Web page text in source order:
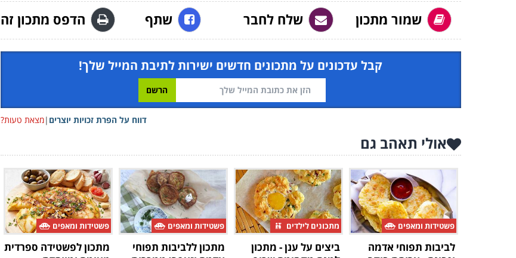
שמור מתכון שלח לחבר שתף הדפס מתכון זה
קבל עדכונים על מתכונים חדשים ישירות לתיבת המייל שלך!
מצאת טעות?| דווח על הפרת זכויות יוצרים
אולי תאהב גם
פשטידות ומאפים
לביבות תפוחי אדמה
מתכונים לילדים
ביצים על ענן - מתכון
פשטידות ומאפים
מתכון ללביבות תפוחי
פשטידות ומאפים
מתכון לפשטידה ספרדית